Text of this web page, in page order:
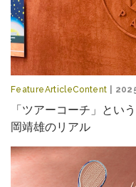
FeatureArticleContent |
「ツアーコーチ」とい
岡靖雄のリアル